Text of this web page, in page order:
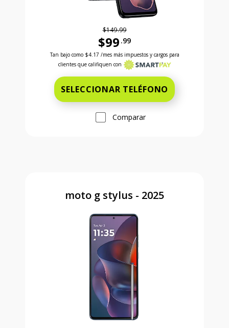
$149.99
$99 .99
Antes el precio era 149 dollars and 99 cents
Tan bajo como $4.17 /mes más impuestos y cargos para
clientes que califiquen con
SELECCIONAR TELÉFONO
Comparar
moto g stylus - 2025